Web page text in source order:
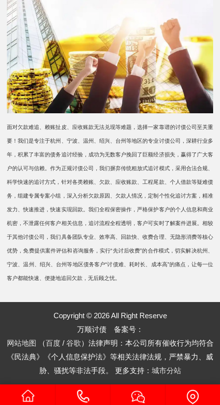
面对欠款难追、赖账扯皮、应收账款无法兑现等难题，选择一家靠谱的讨债公司至关重
要！我们是专注于杭州、宁波、温州、绍兴、台州等地区的专业讨债公司，深耕行业多
年，积累了丰富的债务追讨经验，成功为无数客户挽回了巨额经济损失，赢得了广大客
户的认可与信赖。作为正规讨债公司，我们摒弃传统粗放式追讨模式，采用合法合规、
科学快速的追讨方式，针对各类赖账、欠款、应收账款、工程尾款、个人借款等疑难债
务，组建专属专案小组，深入分析欠款原因、欠款人情况，定制个性化追讨方案，精准
发力、快速推进，快速实现回款。我们全程保密操作，严格保护客户的个人信息和商业
机密，不泄露任何客户相关信息，追讨流程全程透明，客户可实时了解案件进展。相较
于其他讨债公司，我们具备团队专业、效率高、回款快、收费合理、无隐形消费等核心
优势，免费提供案件评估和咨询服务，实行“先讨后收费”的合作模式，切实解决杭州、
宁波、温州、绍兴、台州等地区债务客户“讨债难、耗时长、成本高”的痛点，让每一位
客户都能快速、便捷地追回欠款，无后顾之忧。
Copyright © 2026 All Right Reserve
万顺讨债 备案号：
网站地图 （百度/ 谷歌）法律声明：本公司所有催收行为均符合
《民法典》《个人信息保护法》等相关法律法规，严禁暴力、威
胁、骚扰等非法手段。
更多支持： 城市分站